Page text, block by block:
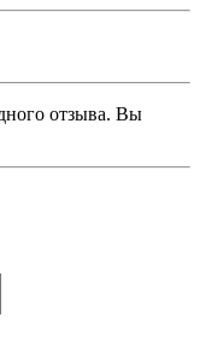
отзыва. Вы